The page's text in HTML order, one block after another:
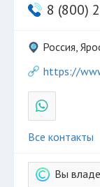
8 (800)
Россия,
https://
Все контакты
Вы